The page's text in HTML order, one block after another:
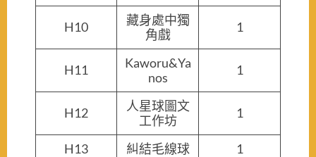
H10
藏身處中獨
角戲
1
H11
Kaworu&Ya
nos
1
H12
人星球圖文
工作坊
1
H13 糾結毛線球 1